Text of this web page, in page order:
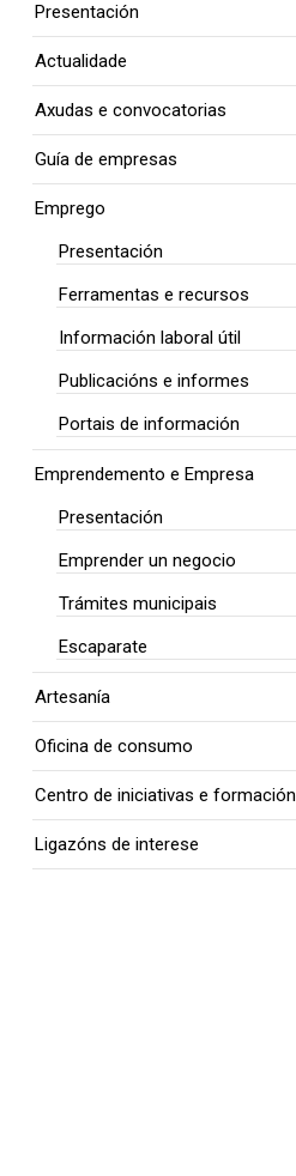
Presentación
Actualidade
Axudas e convocatorias
Guía de empresas
Emprego
Presentación
Ferramentas e recursos
Información laboral útil
Publicacións e informes
Portais de información
Emprendemento e Empresa
Presentación
Emprender un negocio
Trámites municipais
Escaparate
Artesanía
Oficina de consumo
Centro de iniciativas e formación
Ligazóns de interese